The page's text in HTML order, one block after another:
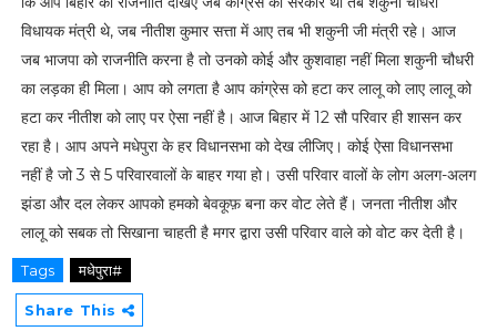
विधायक मंत्री थे, जब नीतीश कुमार सत्ता में आए तब भी शकुनी जी मंत्री रहे। आज
जब भाजपा को राजनीति करना है तो उनको कोई और कुशवाहा नहीं मिला शकुनी चौधरी
का लड़का ही मिला। आप को लगता है आप कांग्रेस को हटा कर लालू को लाए लालू को
हटा कर नीतीश को लाए पर ऐसा नहीं है। आज बिहार में 12 सौ परिवार ही शासन कर
रहा है। आप अपने मधेपुरा के हर विधानसभा को देख लीजिए। कोई ऐसा विधानसभा
नहीं है जो 3 से 5 परिवारवालों के बाहर गया हो। उसी परिवार वालों के लोग अलग-अलग
झंडा और दल लेकर आपको हमको बेवकूफ़ बना कर वोट लेते हैं। जनता नीतीश और
लालू को सबक तो सिखाना चाहती है मगर द्वारा उसी परिवार वाले को वोट कर देती है।
Tags मधेपुरा#
Share This